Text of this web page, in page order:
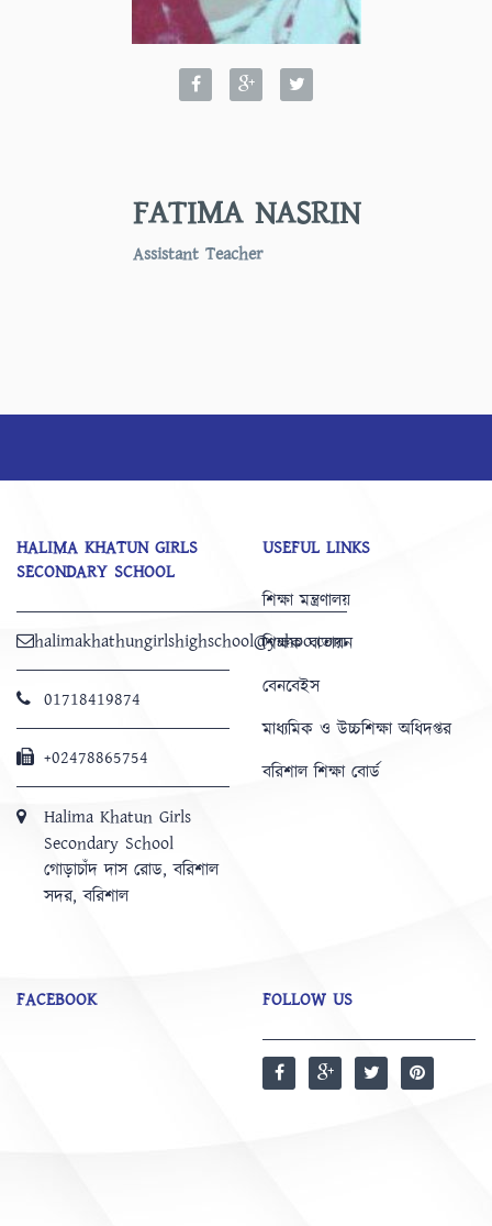
FATIMA NASRIN
Assistant Teacher
HALIMA KHATUN GIRLS
SECONDARY SCHOOL
halimakhathungirlshighschool@yahoo.com
01718419874
+02478865754
Halima Khatun Girls
Secondary School
গোড়াচাঁদ দাস রোড, বরিশাল
সদর, বরিশাল
USEFUL LINKS
শিক্ষা মন্ত্রণালয়
শিক্ষক বাতায়ন
বেনবেইস
মাধ্যমিক ও উচ্চশিক্ষা অধিদপ্তর
বরিশাল শিক্ষা বোর্ড
FACEBOOK FOLLOW US